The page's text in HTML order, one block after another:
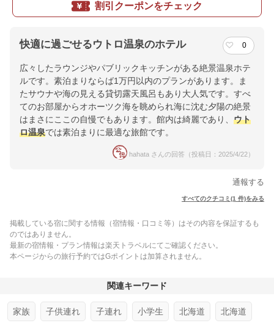
割引クーポンをチェック
快適に過ごせるウトロ温泉のホテル 0
広々したラウンジやパブリックキッチンがある絶景温泉ホテ
ルです。素泊まりならば1万円以内のプランがあります。ま
たサウナや海の見える貸切露天風呂もあり大人気です。すべ
てのお部屋からオホーツク海を眺められ海に沈む夕陽の絶景
はまさにここの自慢でもあります。館内は綺麗であり、 ウト
ロ温泉では素泊まりに最適な旅館です。
hahata さんの回答（投稿日：2025/4/22）
通報する
すべてのクチコミ(1 件)をみる
掲載している宿に関する情報（宿情報・口コミ等）はその内容を保証するも
のではありません。
最新の宿情報・プラン情報は楽天トラベルにてご確認ください。
本ページからの旅行予約ではGポイントは加算されません。
関連キーワード
家族 子供連れ 子連れ 小学生 北海道 北海道